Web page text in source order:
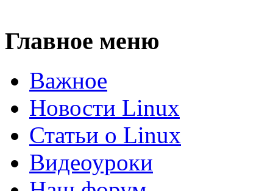
Главное меню
Важное
Новости Linux
Статьи о Linux
Видеоуроки